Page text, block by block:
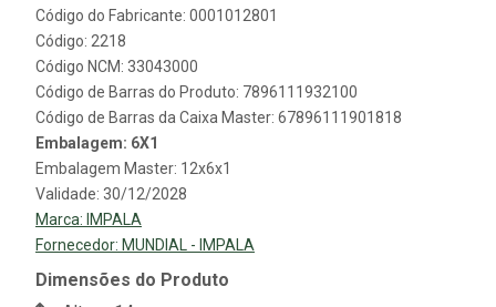
Código do Fabricante: 0001012801
Código: 2218
Código NCM: 33043000
Código de Barras do Produto: 7896111932100
Código de Barras da Caixa Master: 67896111901818
Embalagem: 6X1
Embalagem Master: 12x6x1
Validade: 30/12/2028
Marca: IMPALA
Fornecedor: MUNDIAL - IMPALA
Dimensões do Produto